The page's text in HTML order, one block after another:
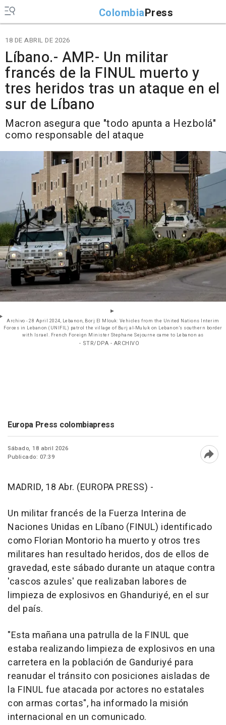
ColombiaPress
18 DE ABRIL DE 2026
Líbano.- AMP.- Un militar
francés de la FINUL muerto y
tres heridos tras un ataque en el
sur de Líbano
Macron asegura que "todo apunta a Hezbolá"
como responsable del ataque
Archivo - 28 April 2024, Lebanon, Borj El Mlouk: Vehicles from the United Nations Interim
Forces in Lebanon (UNIFIL) patrol the village of Burj al-Muluk on Lebanon's southern border
with Israel. French Foreign Minister Stephane Sejourne came to Lebanon as
- STR/DPA - ARCHIVO
Europa Press colombiapress
Sábado, 18 abril 2026
Publicado: 07:39
MADRID, 18 Abr. (EUROPA PRESS) -
Un militar francés de la Fuerza Interina de
Naciones Unidas en Líbano (FINUL) identificado
como Florian Montorio ha muerto y otros tres
militares han resultado heridos, dos de ellos de
gravedad, este sábado durante un ataque contra
'cascos azules' que realizaban labores de
limpieza de explosivos en Ghanduriyé, en el sur
del país.
"Esta mañana una patrulla de la FINUL que
estaba realizando limpieza de explosivos en una
carretera en la población de Ganduriyé para
reanudar el tránsito con posiciones aisladas de
la FINUL fue atacada por actores no estatales
con armas cortas", ha informado la misión
internacional en un comunicado.